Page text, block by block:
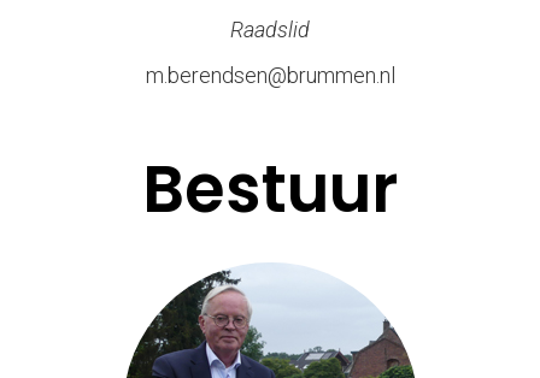
Raadslid
m.berendsen@brummen.nl
Bestuur